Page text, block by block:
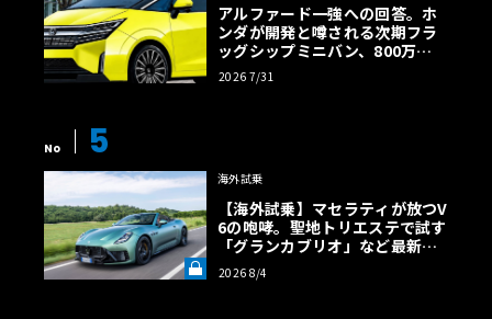
アルファード一強への回答。ホ
ンダが開発と噂される次期フラ
ッグシップミニバン、800万円
超の勝算【予想CG】
2026 7/31
No 5
海外試乗
【海外試乗】マセラティが放つV
6の咆哮。聖地トリエステで試す
「グランカブリオ」など最新ト
ロフェオ3台の官能評価《LE VO
LANT LAB》
2026 8/4